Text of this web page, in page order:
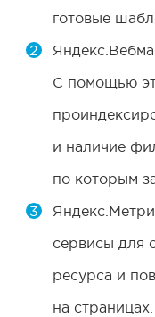
готовые
С помощью
и наличие
по которым
сервисы для
ресурса и
на страницах.